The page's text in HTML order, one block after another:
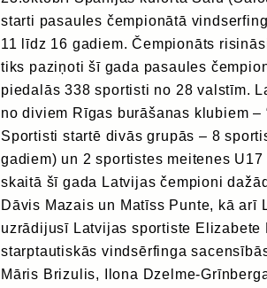
starti pasaules čempionātā
11 līdz 16 gadiem. Čempionāts
tiks paziņoti šī gada pasaules
piedalās 338 sportisti no 28 valstīm.
no diviem Rīgas burāšanas klubiem –
Sportisti startē divās grupās – 8
gadiem) un 2 sportistes meitenes
skaitā šī gada Latvijas čempioni
Dāvis Mazais un Matīss Punte, kā arī
uzrādijusī Latvijas sportiste Elizabete
starptautiskās vindsērfinga
Māris Brizulis, Ilona Dzelme-